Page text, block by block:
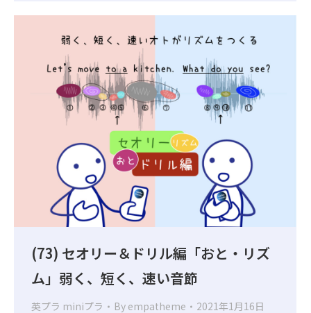
(73) セオリー＆ドリル編「おと・リズ
ム」弱く、短く、速い音節
英プラ miniプラ By empatheme 2021年1月16日